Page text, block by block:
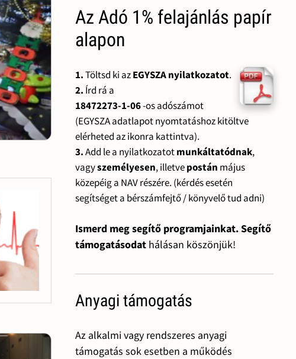
Az Adó 1% felajánlás papír
alapon
1.Töltsd ki azEGYSZA nyilatkozatot.
2. Írd rá a
18472273-1-06-os adószámot
(EGYSZA adatlapot nyomtatáshoz kitöltve
elérheted az ikonra kattintva).
3.Add le a nyilatkozatotmunkáltatódnak,
vagyszemélyesen, illetvepostán május
közepéig a NAV részére. (kérdés esetén
segítséget a bérszámfejtő / könyvelő tud adni)
Ismerd meg segítő programjainkat. Segítő
támogatásodat hálásan köszönjük!
Anyagi támogatás
Az alkalmi vagy rendszeres anyagi
támogatás sok esetben a működés